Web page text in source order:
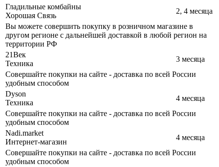
Гладильные комбайны
Хорошая Связь
2, 4 месяца
Вы можете совершить покупку в розничном магазине в
другом регионе с дальнейшей доставкой в любой регион на
территории РФ
21Век
Техника
3 месяца
Совершайте покупки на сайте - доставка по всей России
удобным способом
Dyson
Техника
4 месяца
Совершайте покупки на сайте - доставка по всей России
удобным способом
Nadi.market
Интернет-магазин
4 месяца
Совершайте покупки на сайте - доставка по всей России
удобным способом